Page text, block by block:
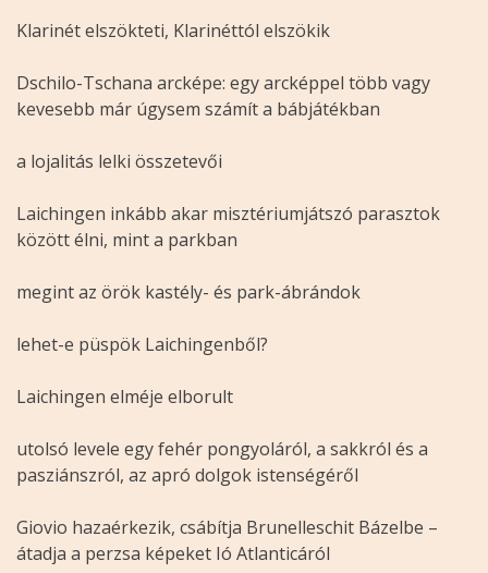
Klarinét elszökteti, Klarinéttól elszökik
Dschilo-Tschana arcképe: egy arcképpel több vagy
kevesebb már úgysem számít a bábjátékban
a lojalitás lelki összetevői
Laichingen inkább akar misztériumjátszó parasztok
között élni, mint a parkban
megint az örök kastély- és park-ábrándok
lehet-e püspök Laichingenből?
Laichingen elméje elborult
utolsó levele egy fehér pongyoláról, a sakkról és a
pasziánszról, az apró dolgok istenségéről
Giovio hazaérkezik, csábítja Brunelleschit Bázelbe –
átadja a perzsa képeket Ió Atlanticáról